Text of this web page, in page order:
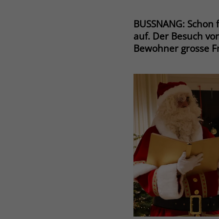
BUSSNANG:
auf. Der Besuch
Bewohner grosse